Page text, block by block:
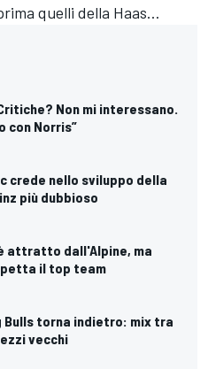
quelli della Haas…
Non mi interessano.
con Norris”
crede nello sviluppo della
più dubbioso
è attratto dall'Alpine, ma
il top team
Bulls torna indietro: mix tra
vecchi